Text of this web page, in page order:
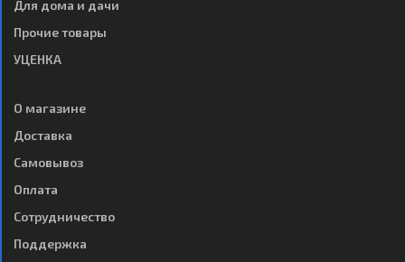
Для дома и дачи
Прочие товары
УЦЕНКА
О магазине
Доставка
Самовывоз
Оплата
Сотрудничество
Поддержка